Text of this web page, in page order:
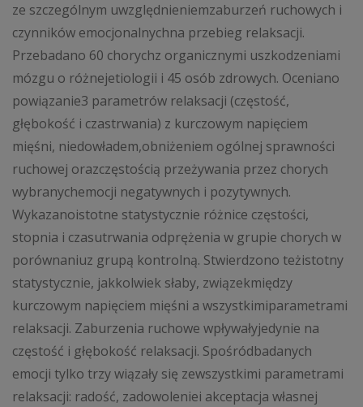
ze szczególnym uwzględnieniemzaburzeń ruchowych i
czynników emocjonalnychna przebieg relaksacji.
Przebadano 60 chorychz organicznymi uszkodzeniami
mózgu o różnejetiologii i 45 osób zdrowych. Oceniano
powiązanie3 parametrów relaksacji (częstość,
głębokość i czastrwania) z kurczowym napięciem
mięśni, niedowładem,obniżeniem ogólnej sprawności
ruchowej orazczęstością przeżywania przez chorych
wybranychemocji negatywnych i pozytywnych.
Wykazanoistotne statystycznie różnice częstości,
stopnia i czasutrwania odprężenia w grupie chorych w
porównaniuz grupą kontrolną. Stwierdzono teżistotny
statystycznie, jakkolwiek słaby, związekmiędzy
kurczowym napięciem mięśni a wszystkimiparametrami
relaksacji. Zaburzenia ruchowe wpływałyjedynie na
częstość i głębokość relaksacji. Spośródbadanych
emocji tylko trzy wiązały się zewszystkimi parametrami
relaksacji: radość, zadowoleniei akceptacja własnej